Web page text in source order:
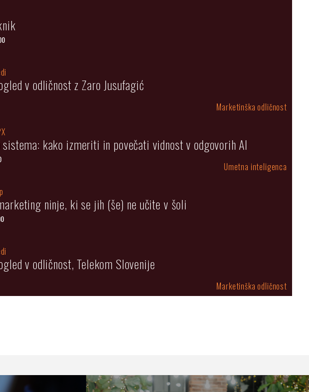
v odličnost z Zaro Jusufagić
Marketinška odličnost
sistema: kako izmeriti in povečati vidnost v odgovorih AI
Umetna inteligenca
ninje, ki se jih (še) ne učite v šoli
v odličnost, Telekom Slovenije
Marketinška odličnost